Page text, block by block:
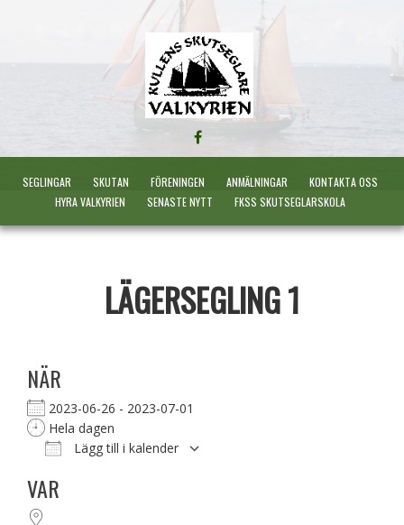
FÖLJ
OSS
PÅ
FACEBOOK
SEGLINGAR SKUTAN FÖRENINGEN ANMÄLNINGAR
KONTAKTA OSS
HYRA VALKYRIEN
SENASTE NYTT FKSS SKUTSEGLARSKOLA
LÄGERSEGLING 1
NÄR
2023-06-26 - 2023-07-01
Hela dagen
Lägg till i kalender
VAR